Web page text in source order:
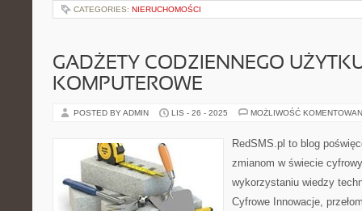
CATEGORIES: NIERUCHOMOŚCI
GADŻETY CODZIENNEGO
KOMPUTEROWE
POSTED BY ADMIN LIS - 26 - 2025 MOŻLIWOŚĆ
RedSMS.pl to blog
zmianom w świecie
wykorzystaniu wiedzy
Cyfrowe Innowacje,